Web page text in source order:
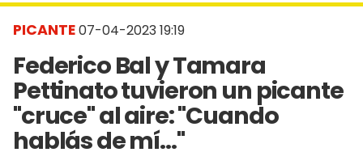
PICANTE07-04-2023 19:19
Federico Bal y Tamara
Pettinato tuvieron un picante
"cruce" al aire: "Cuando
hablás de mí..."